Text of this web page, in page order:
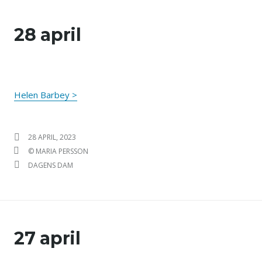
28 april
Helen Barbey >
PUBLICERAT DEN
28 APRIL, 2023
FÖRFATTARE
© MARIA PERSSON
KATEGORIER
DAGENS DAM
27 april